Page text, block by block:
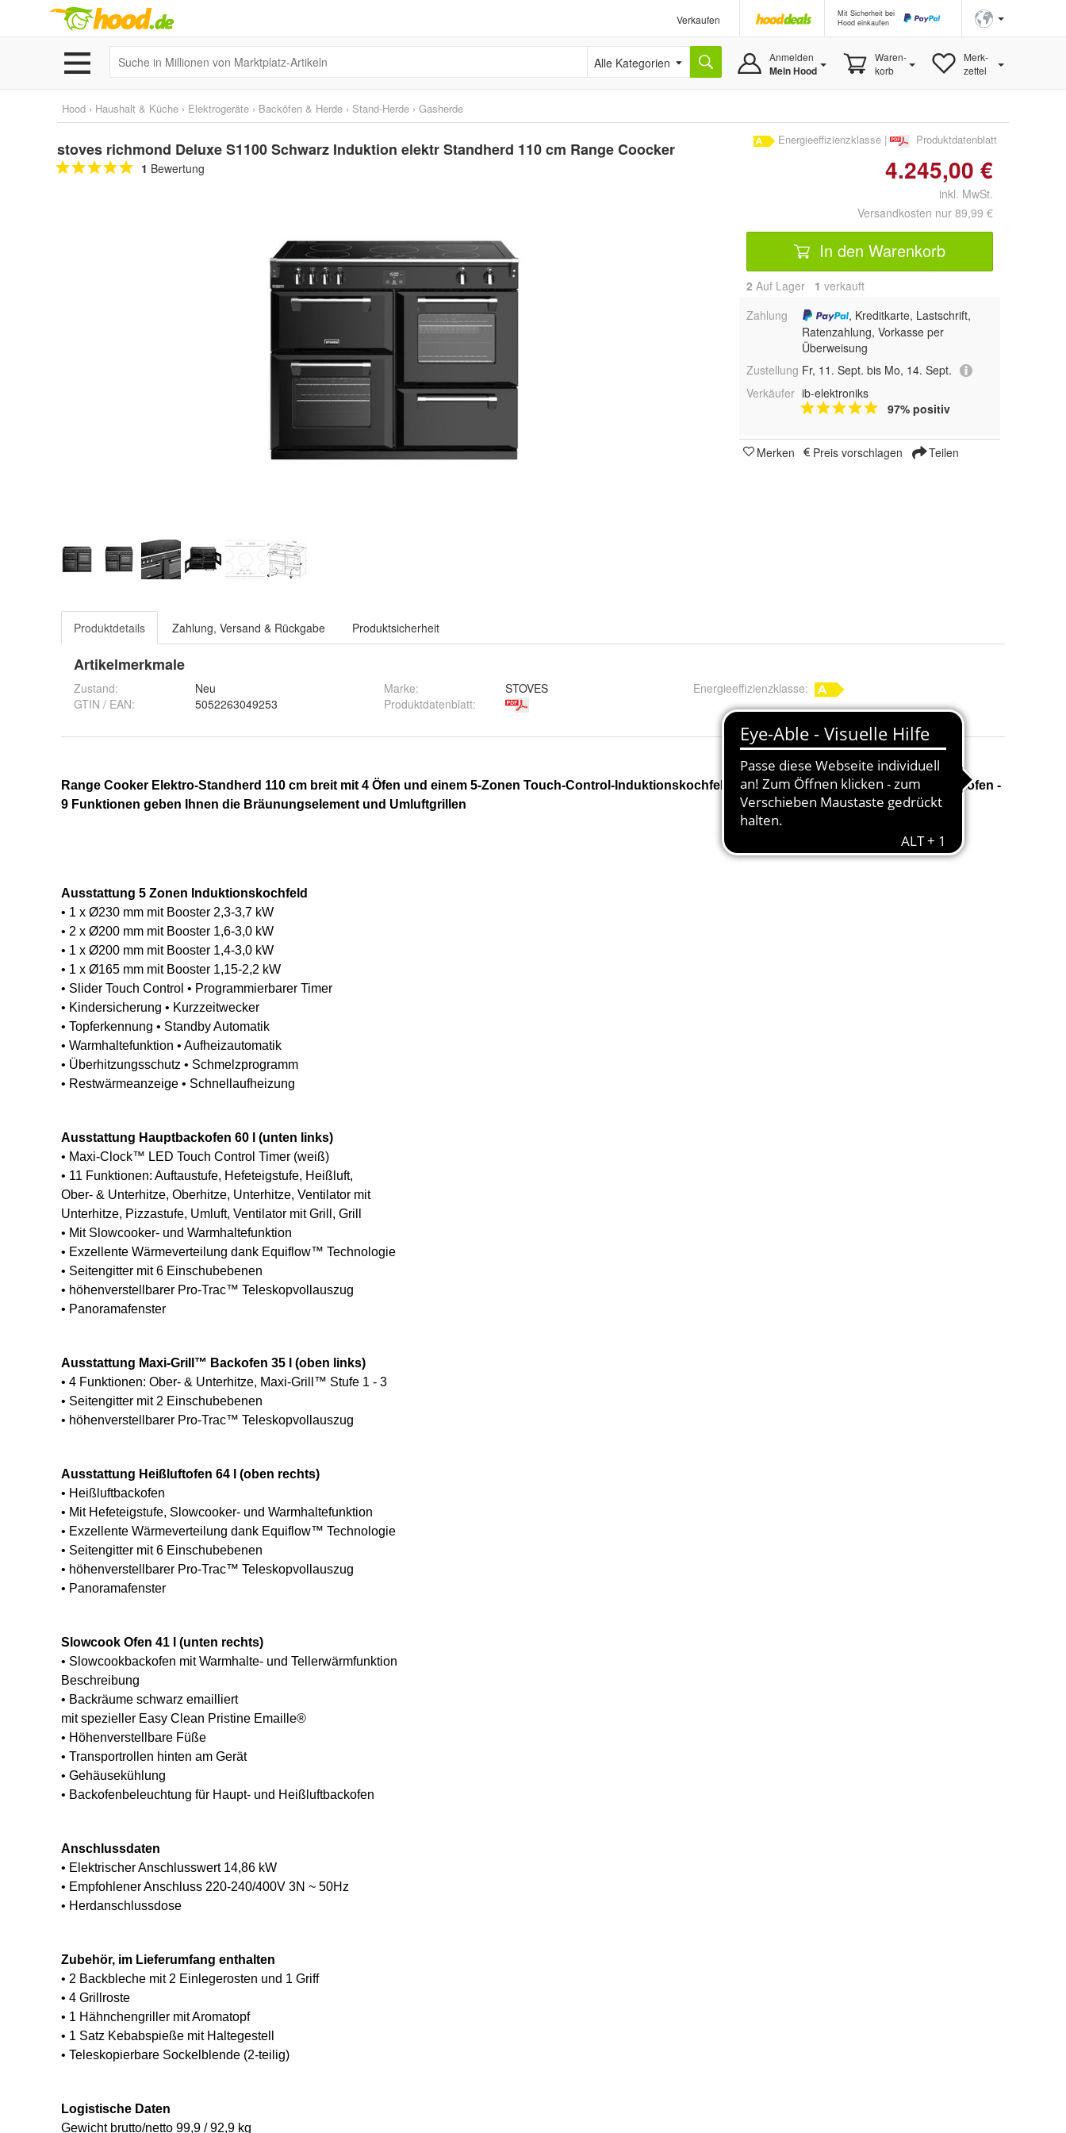
Verkaufen
Mit Sicherheit bei
Hood einkaufen
Alle Kategorien Anmelden
Mein Hood
Waren-
korb
Merk-
zettel
Hood › Haushalt & Küche › Elektrogeräte › Backöfen & Herde › Stand-Herde › Gasherde
stoves richmond Deluxe S1100 Schwarz Induktion elektr Standherd 110 cm Range Coocker
1 Bewertung
Energieeffizienzklasse | Produktdatenblatt
4.245,00 €
inkl. MwSt.
Versandkosten nur 89,99 €
In den Warenkorb
2 Auf Lager 1 verkauft
Zahlung
, Kreditkarte, Lastschrift,
Ratenzahlung, Vorkasse per
Überweisung
Zustellung Fr, 11. Sept. bis Mo, 14. Sept.
Verkäufer ib-elektroniks
97% positiv
Merken Preis vorschlagen Teilen
Produktdetails Zahlung, Versand & Rückgabe Produktsicherheit
Artikelmerkmale
Zustand:
Neu
GTIN / EAN:
5052263049253
Marke:
STOVES
Produktdatenblatt:
Energieeffizienzklasse: